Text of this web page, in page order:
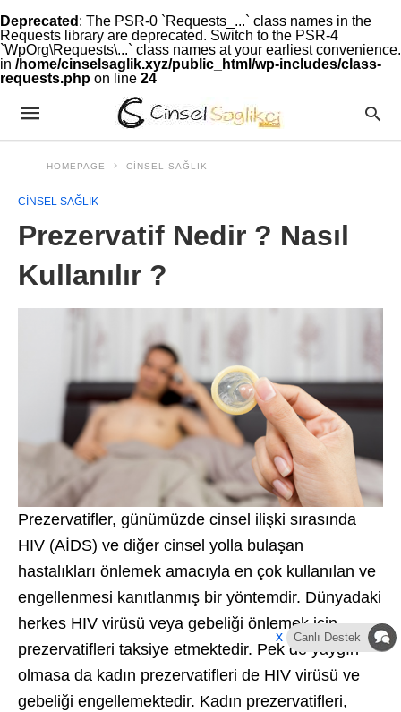
Deprecated : The PSR-0 `Requests_...` class names in the
Requests library are deprecated. Switch to the PSR-4
`WpOrg\Requests\...` class names at your earliest convenience.
in /home/cinselsaglik.xyz/public_html/wp-includes/class-
requests.php on line 24
x Canlı Destek
HOMEPAGE CINSEL SAĞLIK
CINSEL SAĞLIK
Prezervatif Nedir ? Nasıl
Kullanılır ?
Prezervatifler, günümüzde cinsel ilişki sırasında
HIV (AİDS) ve diğer cinsel yolla bulaşan
hastalıkları önlemek amacıyla en çok kullanılan ve
engellenmesi kanıtlanmış bir yöntemdir. Dünyadaki
herkes HIV virüsü veya gebeliği önlemek için
prezervatifleri taksiye etmektedir. Pek de yaygın
olmasa da kadın prezervatifleri de HIV virüsü ve
gebeliği engellemektedir. Kadın prezervatifleri,